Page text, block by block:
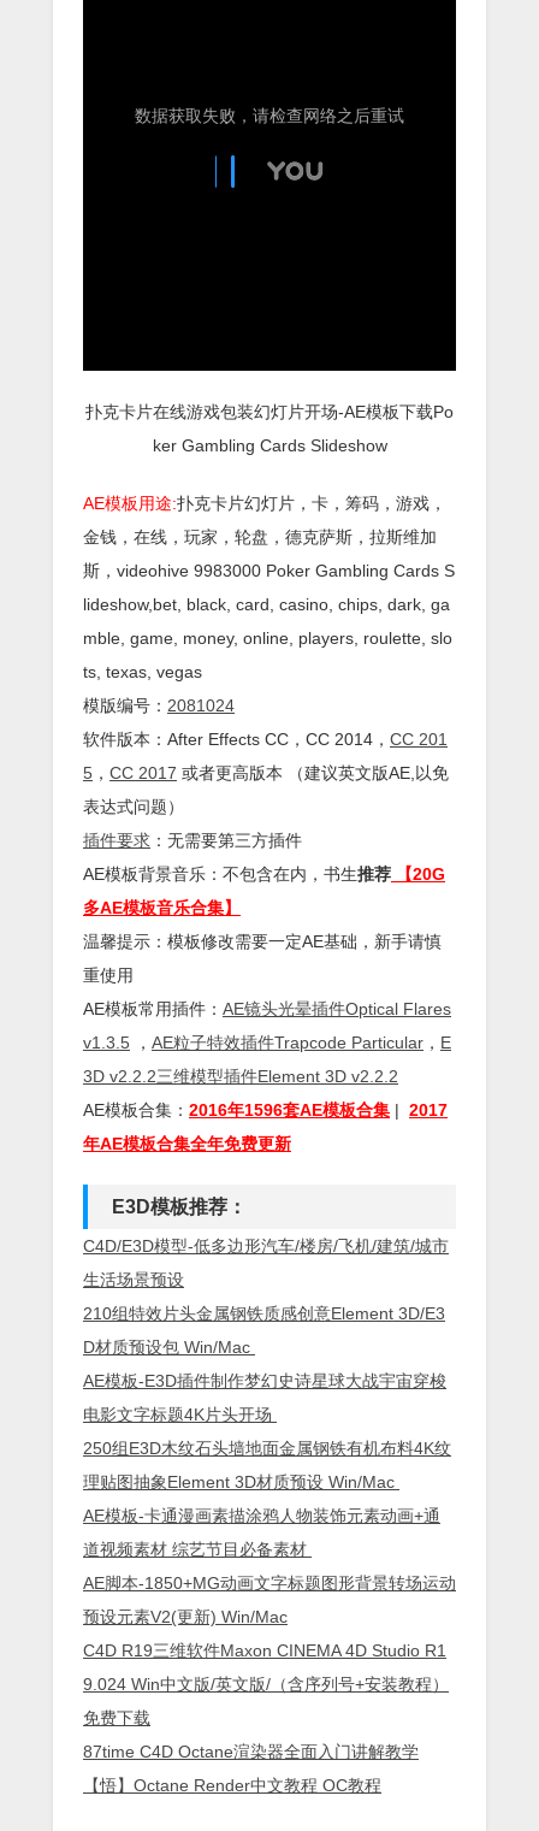
扑克卡片在线游戏包装幻灯片开场-AE模板下载Po
ker Gambling Cards Slideshow
AE模板用途:扑克卡片幻灯片，卡，筹码，游戏，
金钱，在线，玩家，轮盘，德克萨斯，拉斯维加
斯，videohive 9983000 Poker Gambling Cards S
lideshow,bet, black, card, casino, chips, dark, ga
mble, game, money, online, players, roulette, slo
ts, texas, vegas
模版编号： 2081024
软件版本： After Effects CC ，CC 2014， CC 201
5 ， CC 2017 或者更高版本 （建议英文版AE,以免
表达式问题）
插件要求 ：无需要第三方插件
AE模板背景音乐：不包含在内，书生推荐 【20G
多AE模板音乐合集】
温馨提示：模板修改需要一定AE基础，新手请慎
重使用
AE模板常用插件： AE镜头光晕插件Optical Flares
v1.3.5 ， AE粒子特效插件Trapcode Particular ， E
3D v2.2.2三维模型插件Element 3D v2.2.2
AE模板合集： 2016年1596套AE模板合集 | 2017
年AE模板合集全年免费更新
E3D模板推荐：
C4D/E3D模型-低多边形汽车/楼房/飞机/建筑/城市
生活场景预设
210组特效片头金属钢铁质感创意Element 3D/E3
D材质预设包 Win/Mac
AE模板-E3D插件制作梦幻史诗星球大战宇宙穿梭
电影文字标题4K片头开场
250组E3D木纹石头墙地面金属钢铁有机布料4K纹
理贴图抽象Element 3D材质预设 Win/Mac
AE模板-卡通漫画素描涂鸦人物装饰元素动画+通
道视频素材 综艺节目必备素材
AE脚本-1850+MG动画文字标题图形背景转场运动
预设元素V2(更新) Win/Mac
C4D R19三维软件Maxon CINEMA 4D Studio R1
9.024 Win中文版/英文版/（含序列号+安装教程）
免费下载
87time C4D Octane渲染器全面入门讲解教学
【悟】Octane Render中文教程 OC教程